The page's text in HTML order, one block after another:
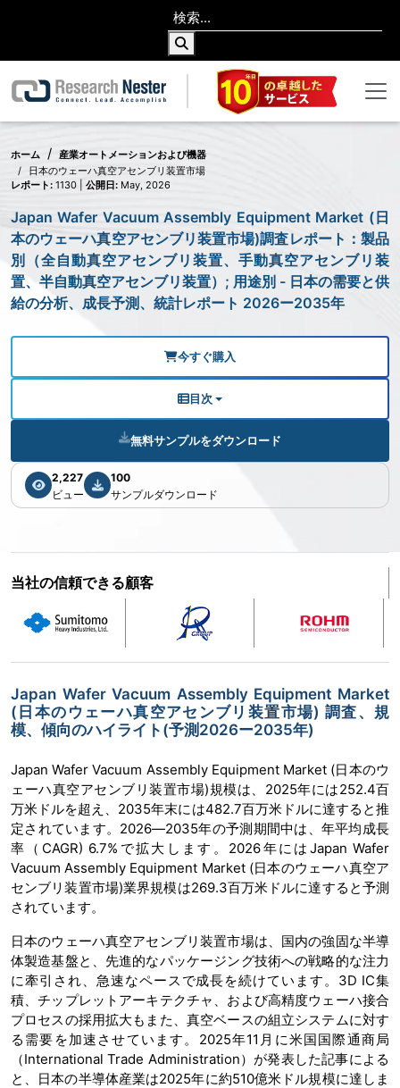
ホーム
産業オートメーションおよび機器
日本のウェーハ真空アセンブリ装置市場
レポート: 1130 | 公開日: May, 2026
Japan Wafer Vacuum Assembly Equipment Market (日
本のウェーハ真空アセンブリ装置市場)調査レポート：製品
別（全自動真空アセンブリ装置、手動真空アセンブリ装
置、半自動真空アセンブリ装置）; 用途別 - 日本の需要と供
給の分析、成長予測、統計レポート 2026ー2035年
今すぐ購入
目次
無料サンプルをダウンロード
2,227
ビュー
100
サンプルダウンロード
当社の信頼できる顧客
Japan Wafer Vacuum Assembly Equipment Market
(日本のウェーハ真空アセンブリ装置市場) 調査、規
模、傾向のハイライト(予測2026ー2035年)
Japan Wafer Vacuum Assembly Equipment Market (日本のウ
ェーハ真空アセンブリ装置市場)規模は、2025年には252.4百
万米ドルを超え、2035年末には482.7百万米ドルに達すると推
定されています。2026―2035年の予測期間中は、年平均成長
率（CAGR) 6.7%で拡大します。2026年にはJapan Wafer
Vacuum Assembly Equipment Market (日本のウェーハ真空ア
センブリ装置市場)業界規模は269.3百万米ドルに達すると予測
されています。
日本のウェーハ真空アセンブリ装置市場は、国内の強固な半導
体製造基盤と、先進的なパッケージング技術への戦略的な注力
に牽引され、急速なペースで成長を続けています。3D IC集
積、チップレットアーキテクチャ、および高精度ウェーハ接合
プロセスの採用拡大もまた、真空ベースの組立システムに対す
る需要を加速させています。2025年11月に米国国際通商局
（International Trade Administration）が発表した記事による
と、日本の半導体産業は2025年に約510億米ドル規模に達しま